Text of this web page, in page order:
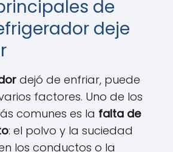
de
deje
dejó de enfriar, puede
factores. Uno de los
comunes es la falta de
: el polvo y la suciedad
los conductos o la